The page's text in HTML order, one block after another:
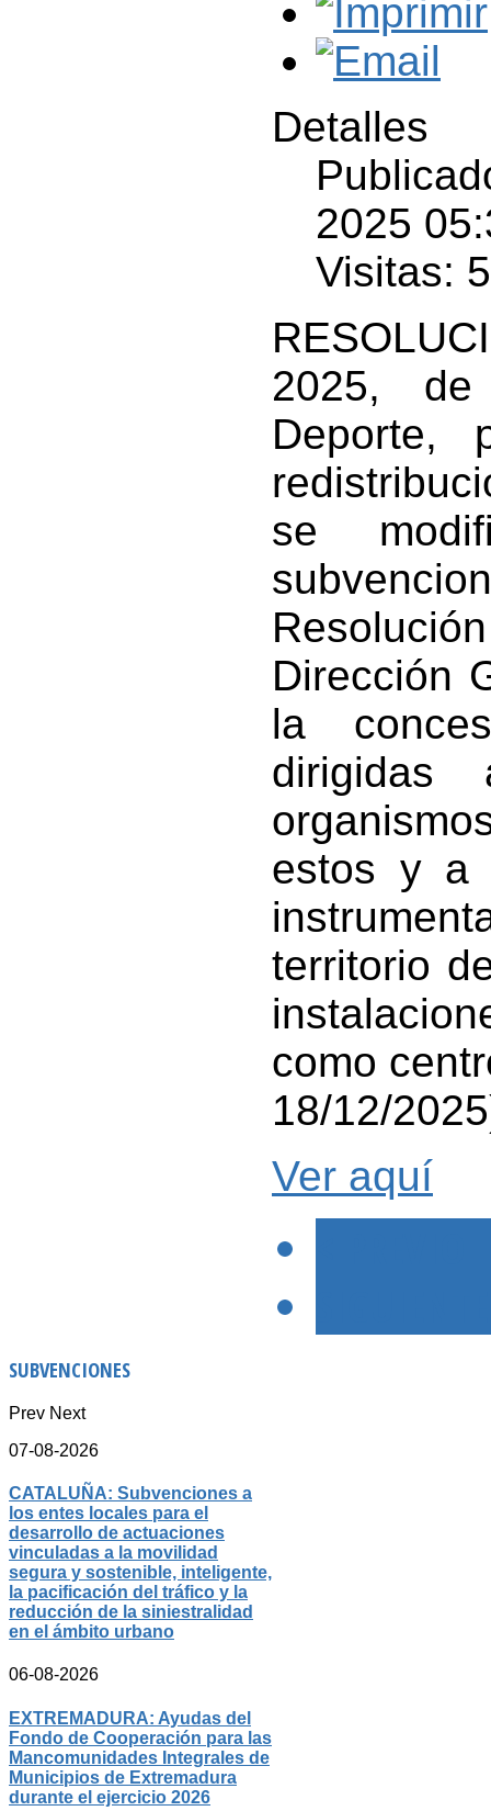
Detalles
2025
Visitas:
2025,
se
Dirección
la
estos y a
territorio
como
18/12/
Ver aquí
SUBVENCIONES
Prev Next
07-08-2026
CATALUÑA: Subvenciones a
los entes locales para el
desarrollo de actuaciones
vinculadas a la movilidad
segura y sostenible, inteligente,
la pacificación del tráfico y la
reducción de la siniestralidad
en el ámbito urbano
06-08-2026
EXTREMADURA: Ayudas del
Fondo de Cooperación para las
Mancomunidades Integrales de
Municipios de Extremadura
durante el ejercicio 2026